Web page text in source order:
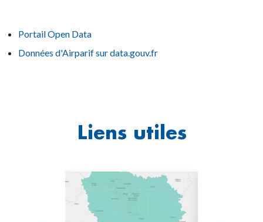
Portail Open Data
Données d'Airparif sur data.gouv.fr
Liens utiles